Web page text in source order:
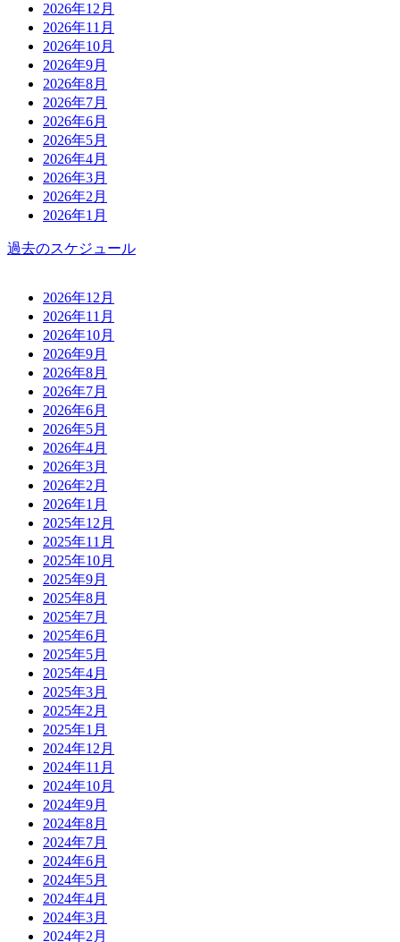
2026年12月
2026年11月
2026年10月
2026年9月
2026年8月
2026年7月
2026年6月
2026年5月
2026年4月
2026年3月
2026年2月
2026年1月
過去のスケジュール
2026年12月
2026年11月
2026年10月
2026年9月
2026年8月
2026年7月
2026年6月
2026年5月
2026年4月
2026年3月
2026年2月
2026年1月
2025年12月
2025年11月
2025年10月
2025年9月
2025年8月
2025年7月
2025年6月
2025年5月
2025年4月
2025年3月
2025年2月
2025年1月
2024年12月
2024年11月
2024年10月
2024年9月
2024年8月
2024年7月
2024年6月
2024年5月
2024年4月
2024年3月
2024年2月